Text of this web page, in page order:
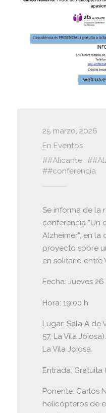
25 marzo, 2026
En Eventos
#Alicante
#conferencia
Se informa de la
conferencia “Un
Alzheimer”, en la
proyecto sobre
en solitario entre
Fecha: Jueves
Hora: 19:00 h
Lugar: Sala A de
57, La Vila
La Vila Joiosa.
Entrada: Gratuita
Ponente: Carlos
helicópteros de